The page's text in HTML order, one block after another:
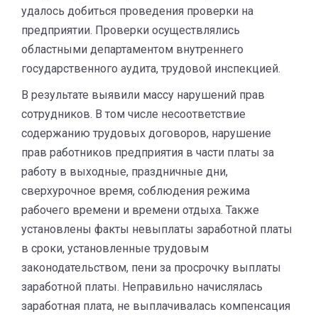
удалось добиться проведения проверки на
предприятии. Проверки осуществлялись
областными департаментом внутреннего
государственного аудита, трудовой инспекцией.
В результате выявили массу нарушений прав
сотрудников. В том числе несоответствие
содержанию трудовых договоров, нарушение
прав работников предприятия в части платы за
работу в выходные, праздничные дни,
сверхурочное время, соблюдения режима
рабочего времени и времени отдыха. Также
установлены факты невыплаты заработной платы
в сроки, установленные трудовым
законодательством, пени за просрочку выплаты
заработной платы. Неправильно начислялась
заработная плата, не выплачивалась компенсация